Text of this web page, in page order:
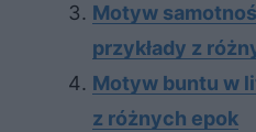
Motyw
przykłady z
Motyw buntu w
z różnych epok